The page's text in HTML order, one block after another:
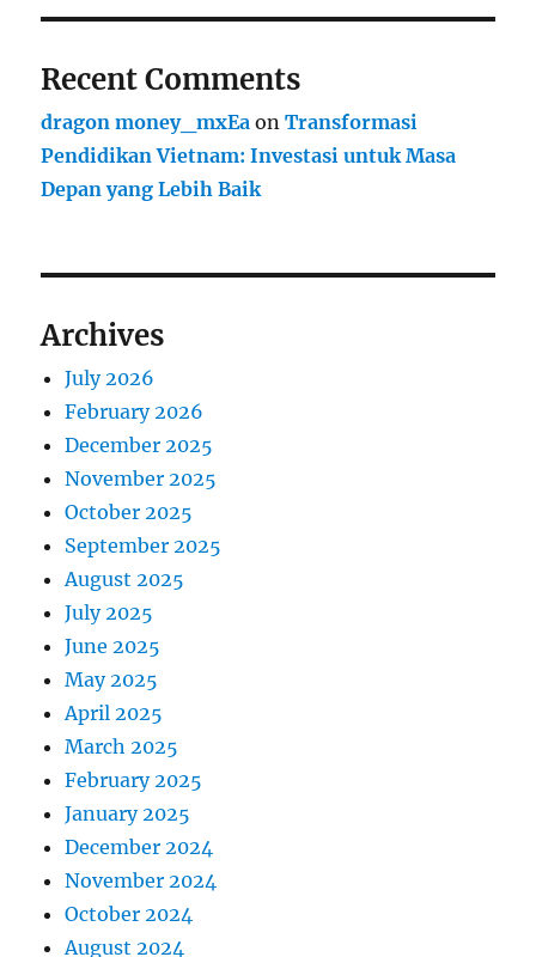
Recent Comments
dragon money_mxEa onTransformasi
Pendidikan Vietnam: Investasi untuk Masa
Depan yang Lebih Baik
Archives
July 2026
February 2026
December 2025
November 2025
October 2025
September 2025
August 2025
July 2025
June 2025
May 2025
April 2025
March 2025
February 2025
January 2025
December 2024
November 2024
October 2024
August 2024